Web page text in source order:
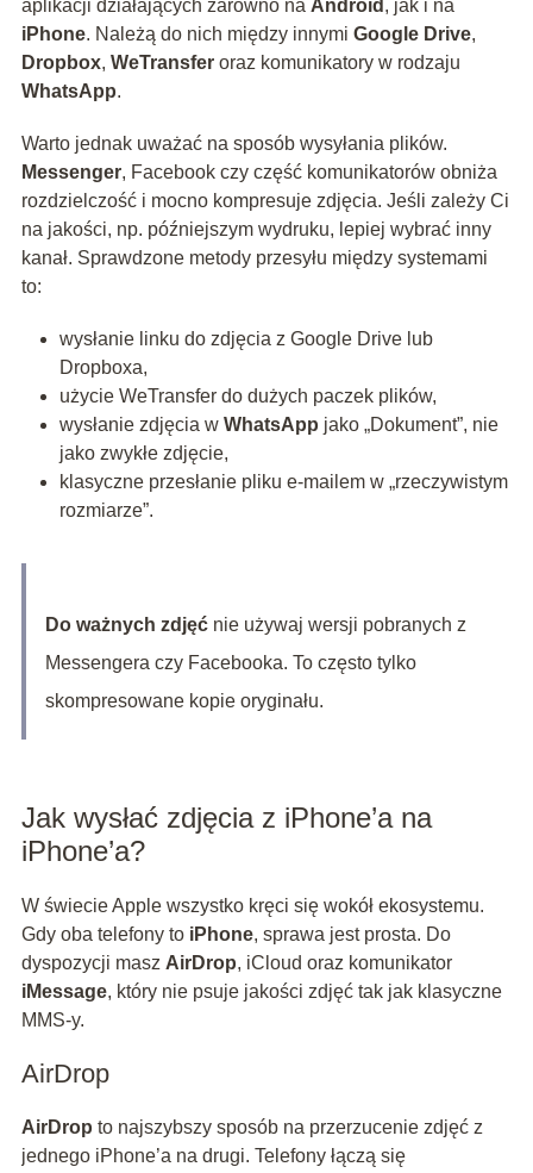
aplikacji działających zarówno na Android , jak i na
iPhone. Należą do nich między innymi Google Drive,
Dropbox, WeTransferoraz komunikatory w rodzaju
WhatsApp.
Warto jednak uważać na sposób wysyłania plików.
Messenger, Facebook czy część komunikatorów obniża
rozdzielczość i mocno kompresuje zdjęcia. Jeśli zależy Ci
na jakości, np. późniejszym wydruku, lepiej wybrać inny
kanał. Sprawdzone metody przesyłu między systemami
to:
wysłanie linku do zdjęcia z Google Drive lub
Dropboxa,
użycie WeTransfer do dużych paczek plików,
wysłanie zdjęcia w WhatsApp jako „Dokument”, nie
jako zwykłe zdjęcie,
klasyczne przesłanie pliku e‑mailem w „rzeczywistym
rozmiarze”.
Do ważnych zdjęćnie używaj wersji pobranych z
Messengera czy Facebooka. To często tylko
skompresowane kopie oryginału.
Jak wysłać zdjęcia z iPhone’a na
iPhone’a?
W świecie Apple wszystko kręci się wokół ekosystemu.
Gdy oba telefony to iPhone, sprawa jest prosta. Do
dyspozycji masz AirDrop, iCloud oraz komunikator
iMessage, który nie psuje jakości zdjęć tak jak klasyczne
MMS-y.
AirDrop
AirDrop to najszybszy sposób na przerzucenie zdjęć z
jednego iPhone’a na drugi. Telefony łączą się